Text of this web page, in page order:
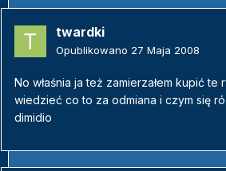
twardki
Opublikowano 27 Maja 2008
No właśnia ja też zamierzałem kupić te
wiedzieć co to za odmiana i czym się
dimidio